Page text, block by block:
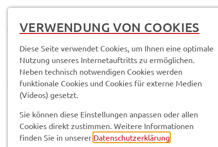
Vorle­sen
VERWENDUNG VON COOKIES
Diese Seite verwendet Cookies, um Ihnen eine optimale
Nutzung unseres Internetauftritts zu ermöglichen.
Neben technisch notwendigen Cookies werden
funktionale Cookies und Cookies für externe Medien
(Videos) gesetzt.
Sie können diese Einstellungen anpassen oder allen
Cookies direkt zustimmen. Weitere Informationen
finden Sie in unserer Datenschutzerklärung